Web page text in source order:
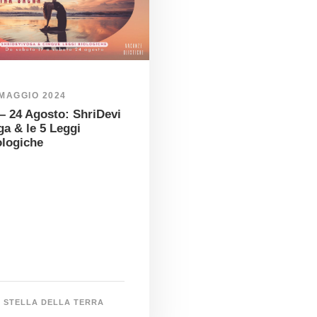
2024
24 Agosto: ShriDevi
& le 5 Leggi
STELLA DELLA TERRA